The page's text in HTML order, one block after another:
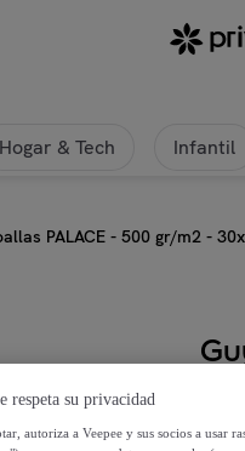
Hogar & Tech Infantil
PALACE - 500 gr/m2 -
respeta su privacidad
autoriza a Veepee y sus socios a usar